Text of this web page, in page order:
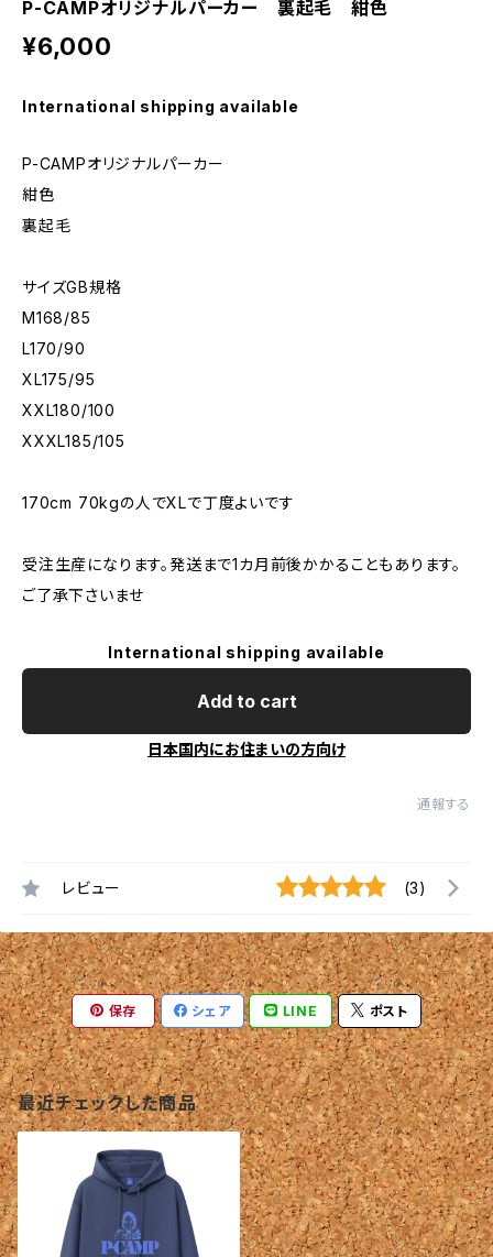
P-CAMPオリジナルパーカー 裏起毛 紺色
¥6,000
International shipping available
P-CAMPオリジナルパーカー
紺色
裏起毛
サイズGB規格
M168/85
L170/90
XL175/95
XXL180/100
XXXL185/105
170cm 70kgの人でXLで丁度よいです
受注生産になります。発送まで1カ月前後かかることもあります。
ご了承下さいませ
International shipping available
Add to cart
日本国内にお住まいの方向け
通報する
レビュー (3)
保存 シェア LINE ポスト
最近チェックした商品